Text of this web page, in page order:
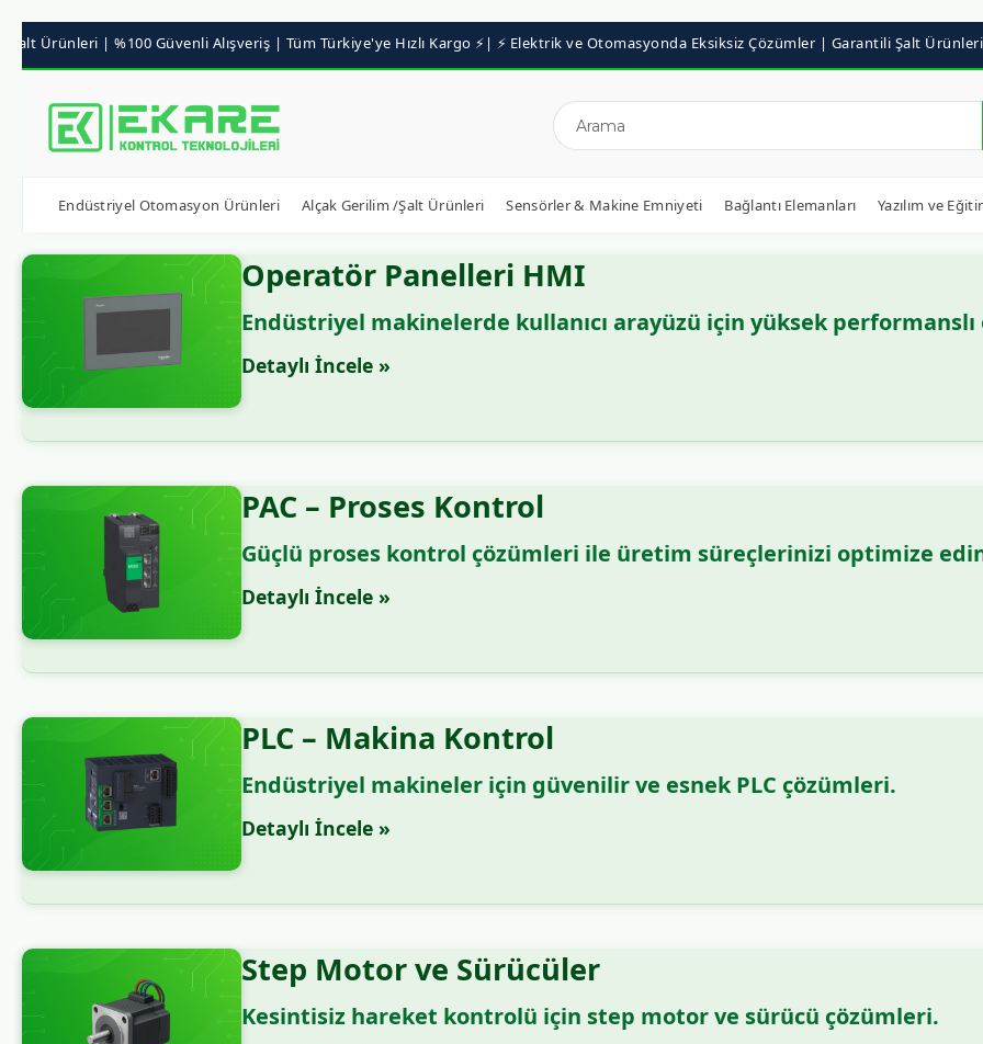
Endüstriyel Otomasyon Ürünleri Alçak Gerilim /Şalt Ürünleri Sensörler & Makine Emniyeti Bağlantı Elemanları Yazılım ve
Operatör Panelleri HMI
Endüstriyel makinelerde kullanıcı arayüzü için yüksek
Detaylı İncele »
PAC – Proses Kontrol
Güçlü proses kontrol çözümleri ile üretim süreçlerinizi optimize
Detaylı İncele »
PLC – Makina Kontrol
Endüstriyel makineler için güvenilir ve esnek PLC çözümleri.
Detaylı İncele »
Step Motor ve Sürücüler
Kesintisiz hareket kontrolü için step motor ve sürücü çözümleri.